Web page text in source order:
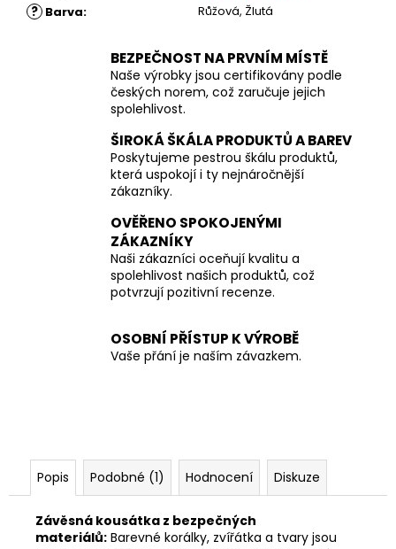
? Barva: Růžová, Žlutá
BEZPEČNOST NA PRVNÍM MÍSTĚ
Naše výrobky jsou certifikovány podle
českých norem, což zaručuje jejich
spolehlivost.
ŠIROKÁ ŠKÁLA PRODUKTŮ A BAREV
Poskytujeme pestrou škálu produktů,
která uspokojí i ty nejnáročnější
zákazníky.
OVĚŘENO SPOKOJENÝMI
ZÁKAZNÍKY
Naši zákazníci oceňují kvalitu a
spolehlivost našich produktů, což
potvrzují pozitivní recenze.
OSOBNÍ PŘÍSTUP K VÝROBĚ
Vaše přání je naším závazkem.
Popis Podobné (1) Hodnocení Diskuze
Závěsná kousátka z bezpečných
materiálů: Barevné korálky, zvířátka a tvary jsou